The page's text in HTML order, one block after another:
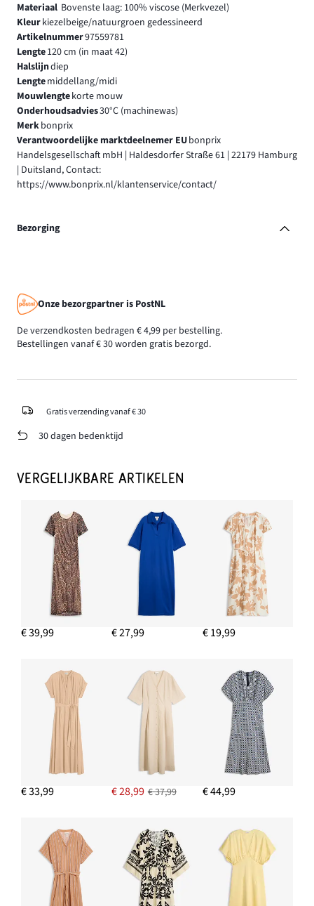
Materiaal Bovenste laag: 100% viscose (Merkvezel)
Kleurkiezelbeige/natuurgroen gedessineerd
Artikelnummer97559781
Lengte120 cm (in maat 42)
Halslijndiep
Lengtemiddellang/midi
Mouwlengtekorte mouw
Onderhoudsadvies30°C (machinewas)
Merkbonprix
Verantwoordelijke marktdeelnemer EUbonprix
Handelsgesellschaft mbH | Haldesdorfer Straße 61 | 22179 Hamburg
| Duitsland, Contact:
https://www.bonprix.nl/klantenservice/contact/
Bezorging
Onze bezorgpartner is PostNL
De verzendkosten bedragen € 4,99 per bestelling.
Bestellingen vanaf € 30 worden gratis bezorgd.
Gratis verzending vanaf € 30
30 dagen bedenktijd
VERGELIJKBARE ARTIKELEN
€ 39,99 € 27,99 € 19,99
€ 33,99 € 28,99 € 37,99 € 44,99